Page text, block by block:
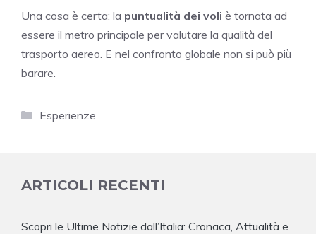
Una cosa è certa: la puntualità dei voli è tornata ad
essere il metro principale per valutare la qualità del
trasporto aereo. E nel confronto globale non si può più
barare.
Categorie
Esperienze
ARTICOLI RECENTI
Scopri le Ultime Notizie dall’Italia: Cronaca, Attualità e